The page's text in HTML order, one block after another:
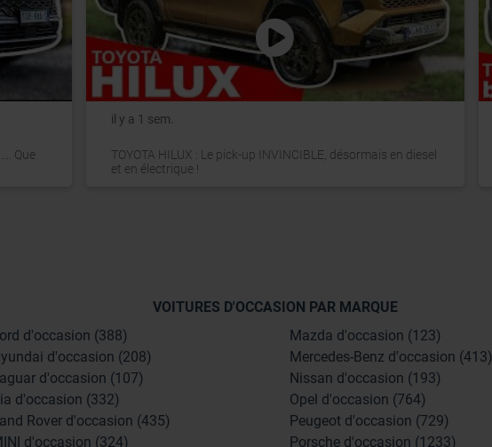
Que
il y a 1 sem.
TOYOTA HILUX : Le pick-up INVINCIBLE, désormais en diesel
et en électrique !
VOITURES D'OCCASION PAR MARQUE
d'occasion (388)
d'occasion (208)
d'occasion (107)
d'occasion (332)
Rover d'occasion (435)
d'occasion (324)
Mazda d'occasion (123)
Mercedes-Benz d'occasion (413)
Nissan d'occasion (193)
Opel d'occasion (764)
Peugeot d'occasion (729)
Porsche d'occasion (1233)